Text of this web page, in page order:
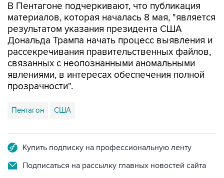
В Пентагоне подчеркивают, что публикация
материалов, которая началась 8 мая, "является
результатом указания президента США
Дональда Трампа начать процесс выявления и
рассекречивания правительственных файлов,
связанных с неопознанными аномальными
явлениями, в интересах обеспечения полной
прозрачности".
Пентагон США
Купить подписку на профессиональную ленту
Подписаться на рассылку главных новостей сайта